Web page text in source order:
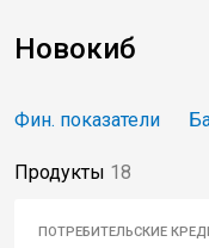
Новокиб
Фин. показатели
Продукты 18
ПОТРЕБИТЕЛЬСКИЕ